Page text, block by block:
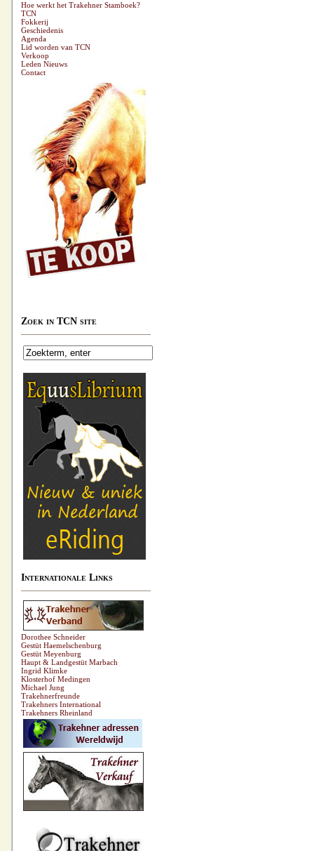
Hoe werkt het Trakehner Stamboek?
TCN
Fokkerij
Geschiedenis
Agenda
Lid worden van TCN
Verkoop
Leden Nieuws
Contact
Zoek in TCN site
Internationale Links
Dorothee Schneider
Gestüt Haemelschenburg
Gestüt Meyenburg
Haupt & Landgestüt Marbach
Ingrid Klimke
Klosterhof Medingen
Michael Jung
Trakehnerfreunde
Trakehners International
Trakehners Rheinland